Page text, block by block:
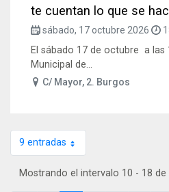
te cuentan lo que se
sábado, 17 octubre 2026
El sábado 17 de octubre a las
Municipal de...
C/ Mayor, 2. Burgos
9 entradasPor página
Mostrando el intervalo 10 - 18 de